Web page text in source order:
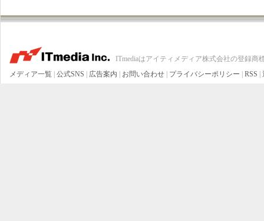
ITmediaはアイティメディア株式会社の登録商
メディア一覧 | 公式SNS | 広告案内 | お問い合わせ | プライバシーポリシー | RSS |